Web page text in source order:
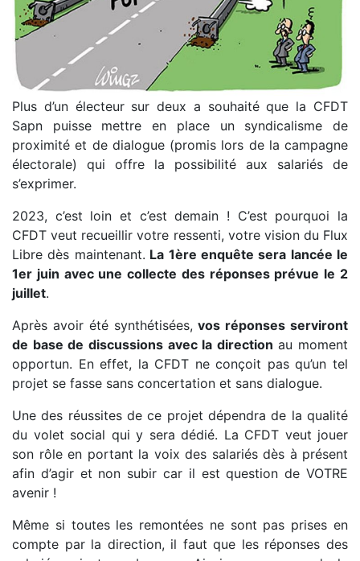
Plus d’un électeur sur deux a souhaité que la CFDT
Sapn puisse mettre en place un syndicalisme de
proximité et de dialogue (promis lors de la campagne
électorale) qui offre la possibilité aux salariés de
s’exprimer.
2023, c’est loin et c’est demain ! C’est pourquoi la
CFDT veut recueillir votre ressenti, votre vision du Flux
Libre dès maintenant. La 1ère enquête sera lancée le
1er juin avec une collecte des réponses prévue le 2
juillet.
Après avoir été synthétisées, vos réponses serviront
de base de discussions avec la direction au moment
opportun. En effet, la CFDT ne conçoit pas qu’un tel
projet se fasse sans concertation et sans dialogue.
Une des réussites de ce projet dépendra de la qualité
du volet social qui y sera dédié. La CFDT veut jouer
son rôle en portant la voix des salariés dès à présent
afin d’agir et non subir car il est question de VOTRE
avenir !
Même si toutes les remontées ne sont pas prises en
compte par la direction, il faut que les réponses des